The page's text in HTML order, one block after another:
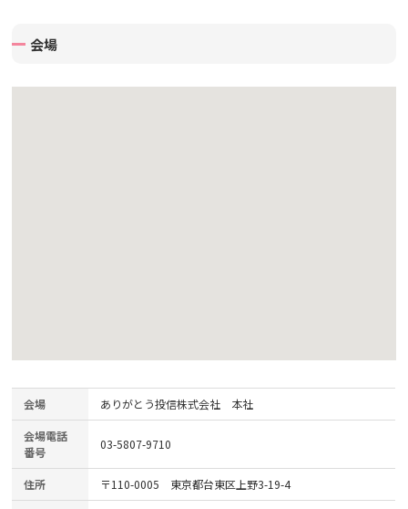
会場
会場 ありがとう投信株式会社 本社
会場電話
番号
03-5807-9710
住所 〒110-0005 東京都台東区上野3-19-4